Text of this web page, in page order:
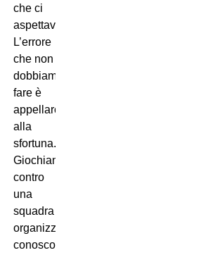
che ci
aspettavamo.
L’errore
che non
dobbiamo
fare è
appellarci
alla
sfortuna.
Giochiamo
contro
una
squadra
organizzata,
conosco